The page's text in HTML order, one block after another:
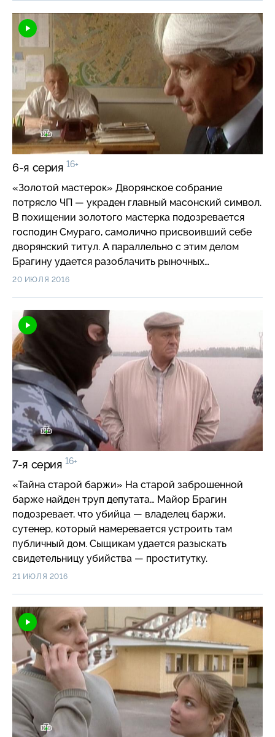
бензоколонок. Вот такие выходные у сотрудников
угрозыска!
6-я серия 16+
«Золотой мастерок» Дворянское собрание
потрясло ЧП — украден главный масонский символ.
В похищении золотого мастерка подозревается
господин Смураго, самолично присвоивший себе
дворянский титул. А параллельно с этим делом
Брагину удается разоблачить рыночных
вымогателей, которые наносят гораздо больший
20 ИЮЛЯ 2016
7-я серия 16+
«Тайна старой баржи» На старой заброшенной
барже найден труп депутата… Майор Брагин
подозревает, что убийца — владелец баржи,
сутенер, который намеревается устроить там
публичный дом. Сыщикам удается разыскать
свидетельницу убийства — проститутку.
21 ИЮЛЯ 2016